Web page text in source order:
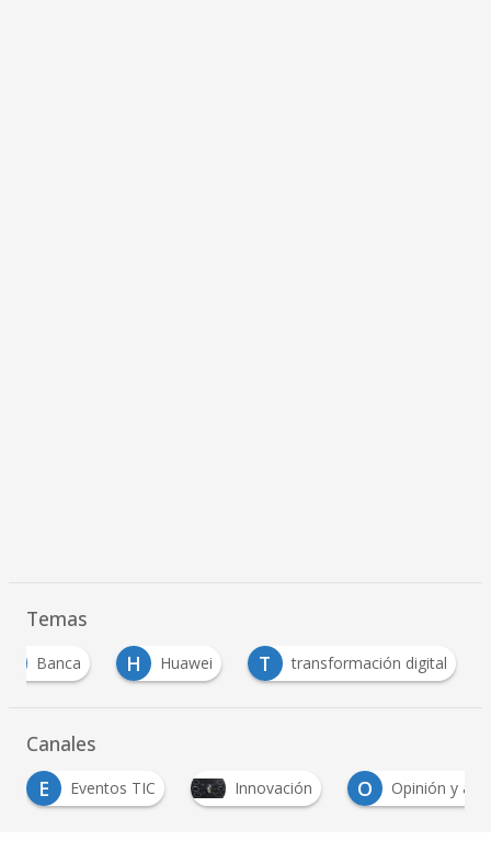
Temas
Banca H Huawei T
transformación digital
Canales
E
Eventos TIC Innovación O Opinión y